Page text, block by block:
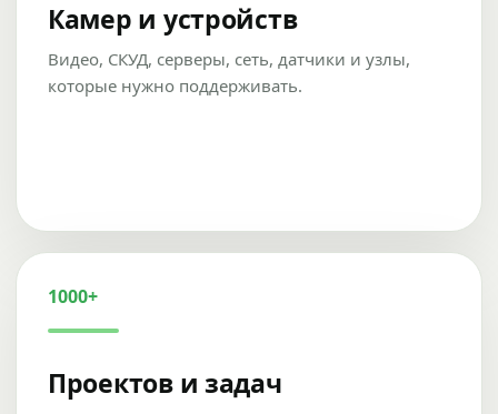
Камер и устройств
Видео, СКУД, серверы, сеть, датчики и узлы,
которые нужно поддерживать.
1000+
Проектов и задач